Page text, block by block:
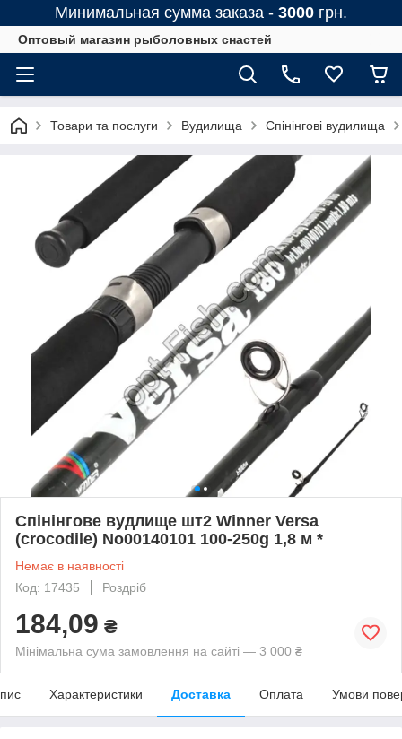
Минимальная сумма заказа - 3000 грн.
Оптовый магазин рыболовных снастей
Товари та послуги Вудилища Спінінгові вудилища
Спінінгове вудлище шт2 Winner Versa
(crocodile) No00140101 100-250g 1,8 м *
Немає в наявності
Код: 17435
Роздріб
184,09 ₴
Мінімальна сума замовлення на сайті — 3 000 ₴
Характеристики Доставка Оплата Умови